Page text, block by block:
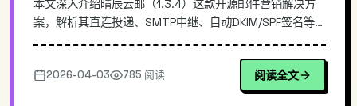
本文深入介绍晴辰云邮（1.3.4）这款开源邮件营销解决方
案，解析其直连投递、SMTP中继、自动DKIM/SPF签名等核
示如何搭建低成本的邮件营销基础设施，替代昂贵的第三方
EDM服务。
2026-04-03 785 阅读 阅读全文